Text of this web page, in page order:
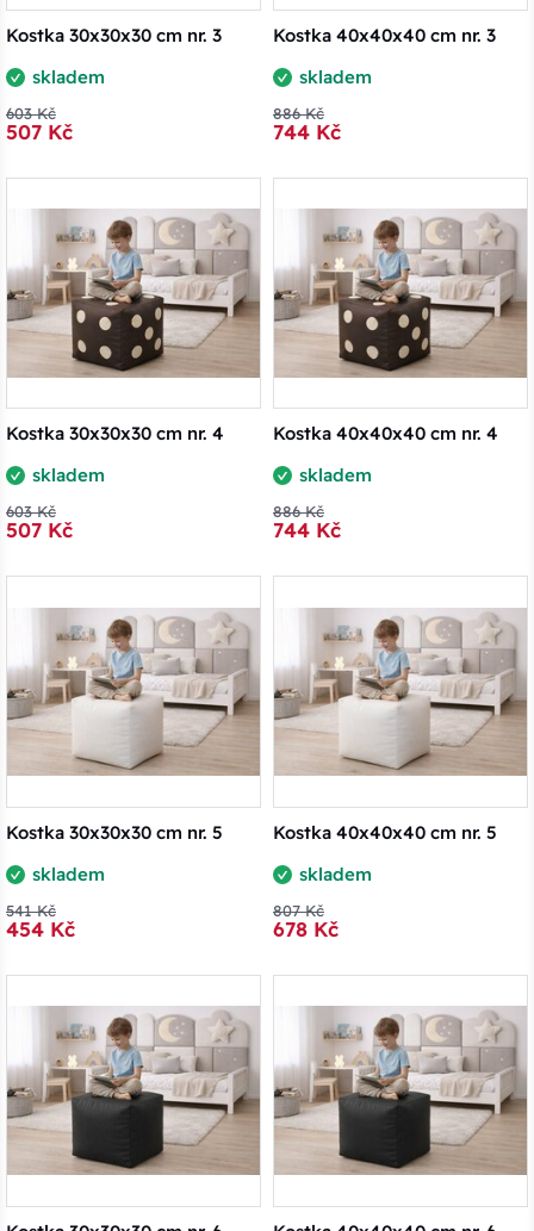
Kostka 30x30x30 cm nr. 3
skladem
603 Kč
507 Kč
Kostka 40x40x40 cm nr. 3
skladem
886 Kč
744 Kč
Kostka 30x30x30 cm nr. 4
skladem
603 Kč
507 Kč
Kostka 40x40x40 cm nr. 4
skladem
886 Kč
744 Kč
Kostka 30x30x30 cm nr. 5
skladem
541 Kč
454 Kč
Kostka 40x40x40 cm nr. 5
skladem
807 Kč
678 Kč